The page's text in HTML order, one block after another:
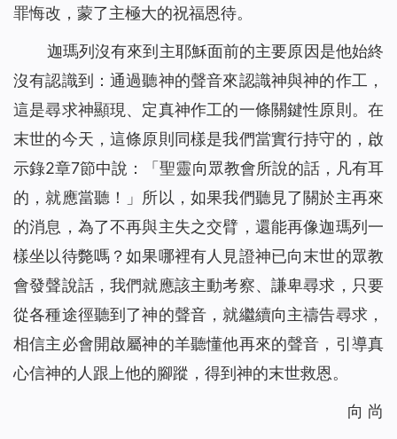
罪悔改，蒙了主極大的祝福恩待。
迦瑪列沒有來到主耶穌面前的主要原因是他始終
沒有認識到：通過聽神的聲音來認識神與神的作工，
這是尋求神顯現、定真神作工的一條關鍵性原則。在
末世的今天，這條原則同樣是我們當實行持守的，啟
示錄2章7節中說：
「聖靈向眾教會所說的話，凡有耳
的，就應當聽！」 所以，如果我們聽見了關於主再來
的消息，為了不再與主失之交臂，還能再像迦瑪列一
樣坐以待斃嗎？如果哪裡有人見證神已向末世的眾教
會發聲說話，我們就應該主動考察、謙卑尋求，只要
從各種途徑聽到了神的聲音，就繼續向主禱告尋求，
相信主必會開啟屬神的羊聽懂他再來的聲音，引導真
心信神的人跟上他的腳蹤，得到神的末世救恩。
向 尚